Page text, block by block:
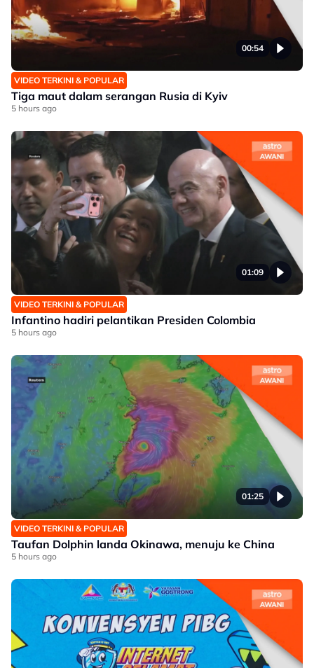
00:54
VIDEO TERKINI & POPULAR
Tiga maut dalam serangan Rusia di Kyiv
5 hours ago
01:09
VIDEO TERKINI & POPULAR
Infantino hadiri pelantikan Presiden Colombia
5 hours ago
01:25
VIDEO TERKINI & POPULAR
Taufan Dolphin landa Okinawa, menuju ke China
5 hours ago